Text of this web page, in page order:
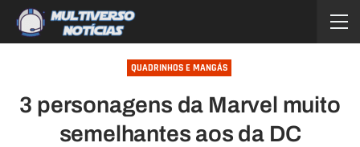
QUADRINHOS E MANGÁS
3 personagens da Marvel muito
semelhantes aos da DC